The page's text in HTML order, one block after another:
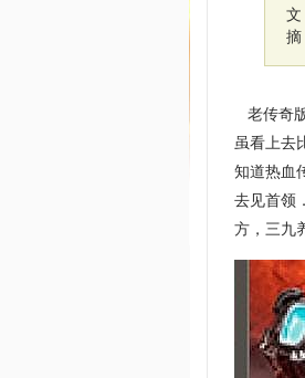
文
摘
老传奇
虽看上去
知道热血
去见首领
方，三九